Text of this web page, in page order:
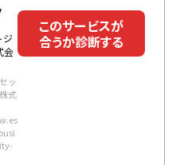
ジ
会
ッ
式
このサービスが
合うか診断する